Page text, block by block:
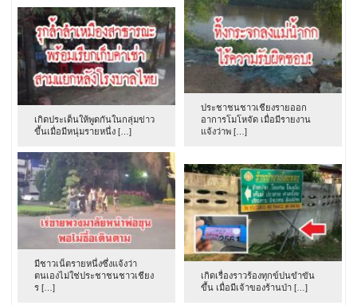
เกิดประเด็นให้พูดกันในกลุ่มข่าว
ขึ้นเมื่อมีหนุ่มรายหนึ่ง […]
ประชาชนชาวเชียงรายออก
อาการโมโหจัด เมื่อมีรายงาน
แจ้งว่าพ […]
มีชาวเน็ตรายหนึ่งซึ่งแจ้งว่า
ตนเองไม่ใช่ประชาชนชาวเชียง
ร […]
เกิดเรื่องราวร้องทุกข์ปนขำขัน
ขึ้น เมื่อมีเจ้าของร้านป่า […]